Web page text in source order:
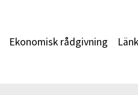
Ekonomisk rådgivning